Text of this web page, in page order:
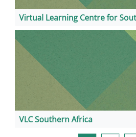
Virtual Learning Centre for
VLC Southern Africa